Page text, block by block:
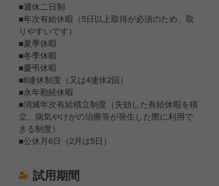
■週休二日制
■年次有給休暇（5日以上取得が必須のため、取
りやすいです）
■夏季休暇
■冬季休暇
■慶弔休暇
■8連休制度（又は4連休2回）
■永年勤続休暇
■消滅年次有給積立制度（失効した有給休暇を積
立、病気やけがの治療等が発生した際に利用で
きる制度）
■公休月6日（2月は5日）
試用期間